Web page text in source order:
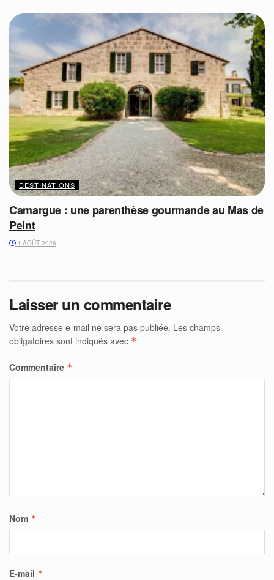
DESTINATIONS
Camargue : une parenthèse gourmande au Mas de
Peint
4 AOÛT 2026
Laisser un commentaire
Votre adresse e-mail ne sera pas publiée. Les champs
obligatoires sont indiqués avec *
Commentaire *
Nom *
E-mail *